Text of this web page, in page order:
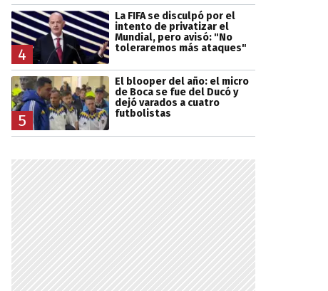
4
La FIFA se disculpó por el
intento de privatizar el
Mundial, pero avisó: "No
toleraremos más ataques"
5
El blooper del año: el micro
de Boca se fue del Ducó y
dejó varados a cuatro
futbolistas